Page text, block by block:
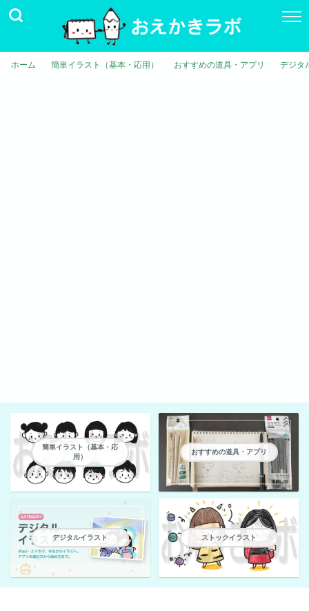
ホーム 簡単イラスト（基本・応用） おすすめの道具・アプリ デジタ
簡単イラスト（基本・応
用）
おすすめの道具・アプリ
デジタルイラスト ストックイラスト